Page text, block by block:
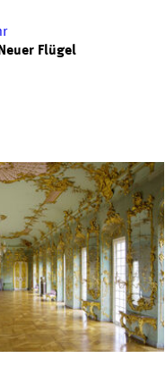
Flügel